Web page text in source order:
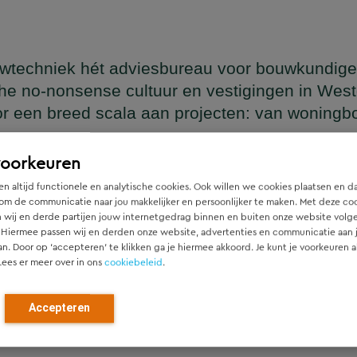
altijd functionele en analytische cookies. Ook willen we cookies plaatsen en
de communicatie naar jou makkelijker en persoonlijker te maken. Met deze
wij en derde partijen jouw internetgedrag binnen en buiten onze website
passen wij en derden onze website, advertenties en communicatie aan
Door op ‘accepteren’ te klikken ga je hiermee akkoord. Je kunt je voorkeuren
er meer over in onscookiebeleid.
Accepteren
hét adviesbureau voor bouwkundige
no-nonsense cultuur en vestigingen in
een breed scala aan projecten: van
die naadloos aansluit op het architectonische ontwerp,
en denken vanaf het eerste moment actief mee met alle
als constructeur zo vroeg mogelijk in de ontwerpfase
constructies — voor zowel nieuwbouw als